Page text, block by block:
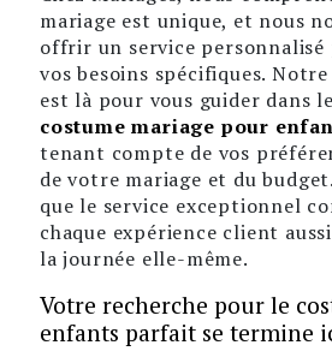
mariage est unique, et nous
offrir un service personnalisé
vos besoins spécifiques.
est là pour vous guider dans
costume mariage pour
tenant compte de vos
de votre mariage et du
que le service exceptionnel
chaque expérience client
la journée elle-même.
Votre recherche pour le
enfants parfait se termine